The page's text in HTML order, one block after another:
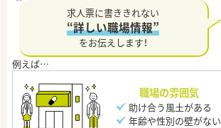
求人票に書ききれない
“詳しい職場情報”
をお伝えします！
職場の雰囲気
助け合う風土がある
年齢や性別の壁がない